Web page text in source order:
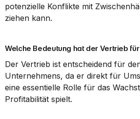
potenzielle Konflikte mit
ziehen kann.
Welche Bedeutung hat der Vertrieb
Der Vertrieb ist entscheidend für
Unternehmens, da er direkt für
eine essentielle Rolle für das
Profitabilität spielt.